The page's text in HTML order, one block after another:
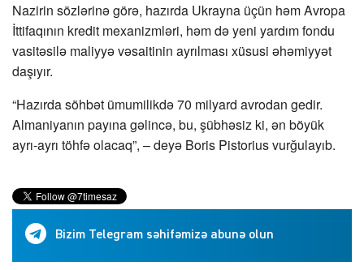
Nazirin sözlərinə görə, hazırda Ukrayna üçün həm Avropa
İttifaqının kredit mexanizmləri, həm də yeni yardım fondu
vasitəsilə maliyyə vəsaitinin ayrılması xüsusi əhəmiyyət
daşıyır.
“Hazırda söhbət ümumilikdə 70 milyard avrodan gedir.
Almaniyanın payına gəlincə, bu, şübhəsiz ki, ən böyük
ayrı-ayrı töhfə olacaq”, – deyə Boris Pistorius vurğulayıb.
Bizim Telegram səhifəmizə abunə olun